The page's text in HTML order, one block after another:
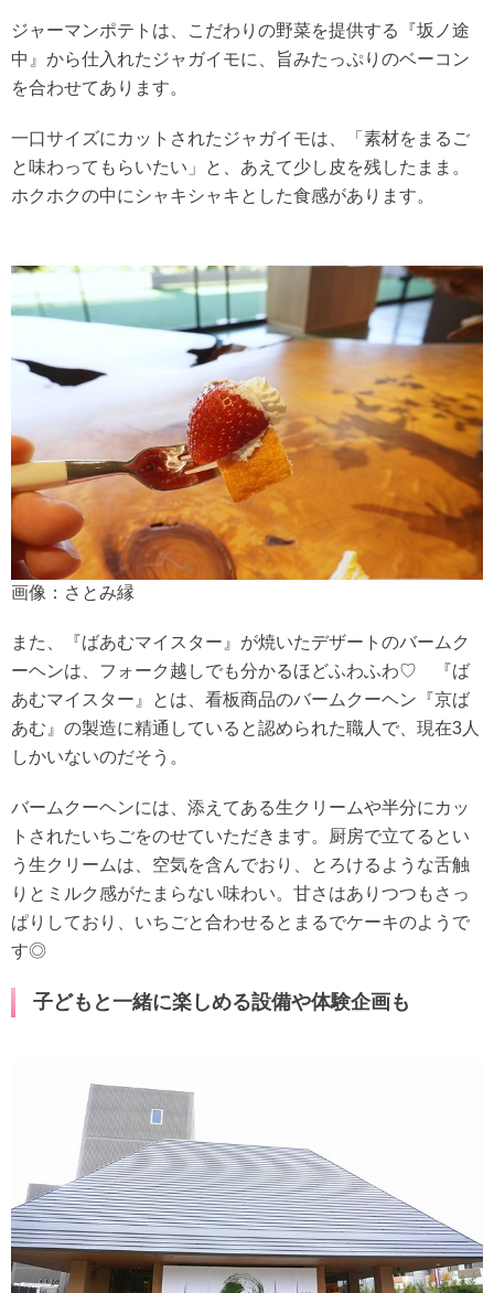
ジャーマンポテトは、こだわりの野菜を提供する『坂ノ途
中』から仕入れたジャガイモに、旨みたっぷりのベーコン
を合わせてあります。
一口サイズにカットされたジャガイモは、「素材をまるご
と味わってもらいたい」と、あえて少し皮を残したまま。
ホクホクの中にシャキシャキとした食感があります。
画像：さとみ縁
また、『ばあむマイスター』が焼いたデザートのバームク
ーヘンは、フォーク越しでも分かるほどふわふわ♡ 『ば
あむマイスター』とは、看板商品のバームクーヘン『京ば
あむ』の製造に精通していると認められた職人で、現在3人
しかいないのだそう。
バームクーヘンには、添えてある生クリームや半分にカッ
トされたいちごをのせていただきます。厨房で立てるとい
う生クリームは、空気を含んでおり、とろけるような舌触
りとミルク感がたまらない味わい。甘さはありつつもさっ
ぱりしており、いちごと合わせるとまるでケーキのようで
す◎
子どもと一緒に楽しめる設備や体験企画も